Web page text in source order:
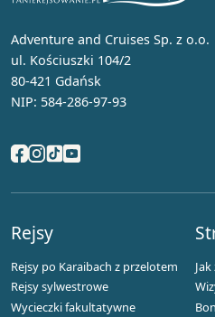
Adventure and Cruises Sp. z o.o.
ul. Kościuszki 104/2
80-421 Gdańsk
NIP: 584-286-97-93
Rejsy
Rejsy po Karaibach z przelotem
Rejsy sylwestrowe
Wycieczki fakultatywne